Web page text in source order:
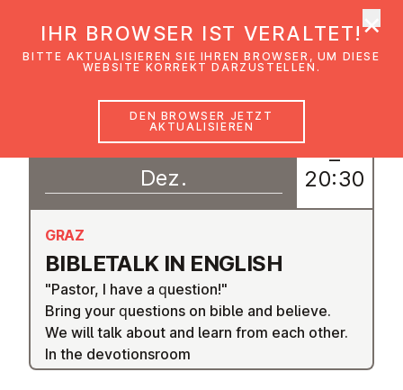
BIBLETALK IN ENGLISH
GRAZ
"Pastor, I have a question!"
Bring your questions on bible and believe.
We will talk about and learn from each other.
In the devotionsroom
14
Dez.
–
20:30
IHR BROWSER IST VERALTET!
BITTE AKTUALISIEREN SIE IHREN BROWSER, UM DIESE
WEBSITE KORREKT DARZUSTELLEN.
DEN BROWSER JETZT
AKTUALISIEREN
×